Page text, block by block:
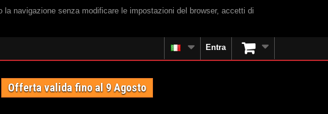
navigazione senza modificare le impostazioni del browser, accetti di
Entra
Offerta valida fino al 9 Agosto